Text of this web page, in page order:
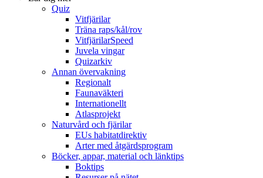
Quiz
Vitfjärilar
Träna raps/kål/rov
VitfjärilarSpeed
Juvela vingar
Quizarkiv
Annan övervakning
Regionalt
Faunaväkteri
Internationellt
Atlasprojekt
Naturvård och fjärilar
EUs habitatdirektiv
Arter med åtgärdsprogram
Böcker, appar, material och länktips
Boktips